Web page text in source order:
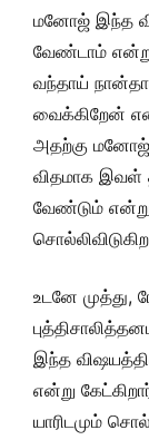
மனோஜ் இந்த
வேண்டாம் என்று
வந்தாய்
வைக்கிறேன்
அதற்கு
விதமாக இவள்
வேண்டும்
உடனே முத்து,
இந்த
என்று
யாரிடமும்